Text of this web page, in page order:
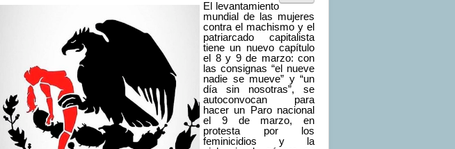
El levantamiento
mundial de las mujeres
contra el machismo y el
patriarcado capitalista
tiene un nuevo capítulo
el 8 y 9 de marzo: con
las consignas “el nueve
nadie se mueve” y “un
día sin nosotras”, se
autoconvocan para
hacer un Paro nacional
el 9 de marzo, en
protesta por los
feminicidios y la